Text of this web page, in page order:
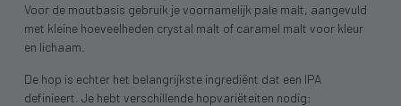
Voor de moutbasis gebruik je voornamelijk pale malt, aangevuld
met kleine hoeveelheden crystal malt of caramel malt voor kleur
en lichaam.
De hop is echter het belangrijkste ingrediënt dat een IPA
definieert. Je hebt verschillende hopvariëteiten nodig: